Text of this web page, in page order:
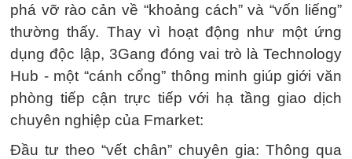
phá vỡ rào cản về “khoảng cách” và “vốn liếng”
thường thấy. Thay vì hoạt động như một ứng
dụng độc lập, 3Gang đóng vai trò là Technology
Hub - một “cánh cổng” thông minh giúp giới văn
phòng tiếp cận trực tiếp với hạ tầng giao dịch
chuyên nghiệp của Fmarket:
Đầu tư theo “vết chân” chuyên gia: Thông qua